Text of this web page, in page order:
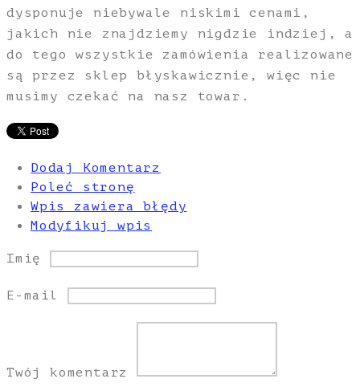
dysponuje niebywale niskimi cenami,
jakich nie znajdziemy nigdzie indziej, a
do tego wszystkie zamówienia realizowane
są przez sklep błyskawicznie, więc nie
musimy czekać na nasz towar.
Dodaj Komentarz
Poleć stronę
Wpis zawiera błędy
Modyfikuj wpis
Imię
E-mail
Twój komentarz